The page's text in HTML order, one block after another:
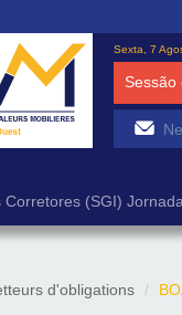
Sexta, 7
Sessão
Corretores (SGI)
d'obligations